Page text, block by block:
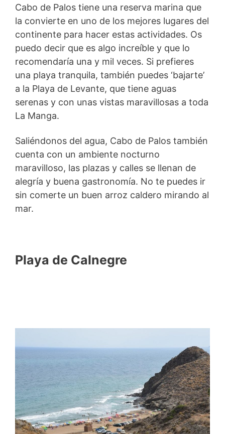
Cabo de Palos tiene una reserva marina que
la convierte en uno de los mejores lugares del
continente para hacer estas actividades. Os
puedo decir que es algo increíble y que lo
recomendaría una y mil veces. Si prefieres
una playa tranquila, también puedes ‘bajarte’
a la Playa de Levante, que tiene aguas
serenas y con unas vistas maravillosas a toda
La Manga.
Saliéndonos del agua, Cabo de Palos también
cuenta con un ambiente nocturno
maravilloso, las plazas y calles se llenan de
alegría y buena gastronomía. No te puedes ir
sin comerte un buen arroz caldero mirando al
mar.
Playa de Calnegre